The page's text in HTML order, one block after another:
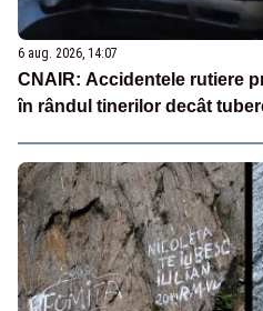
6 aug. 2026, 14:07
CNAIR: Accidentele rutiere
în rândul tinerilor decât